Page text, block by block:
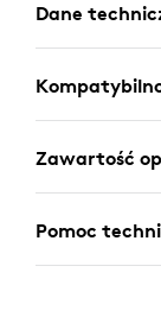
Dane
Zawartość
Pomoc